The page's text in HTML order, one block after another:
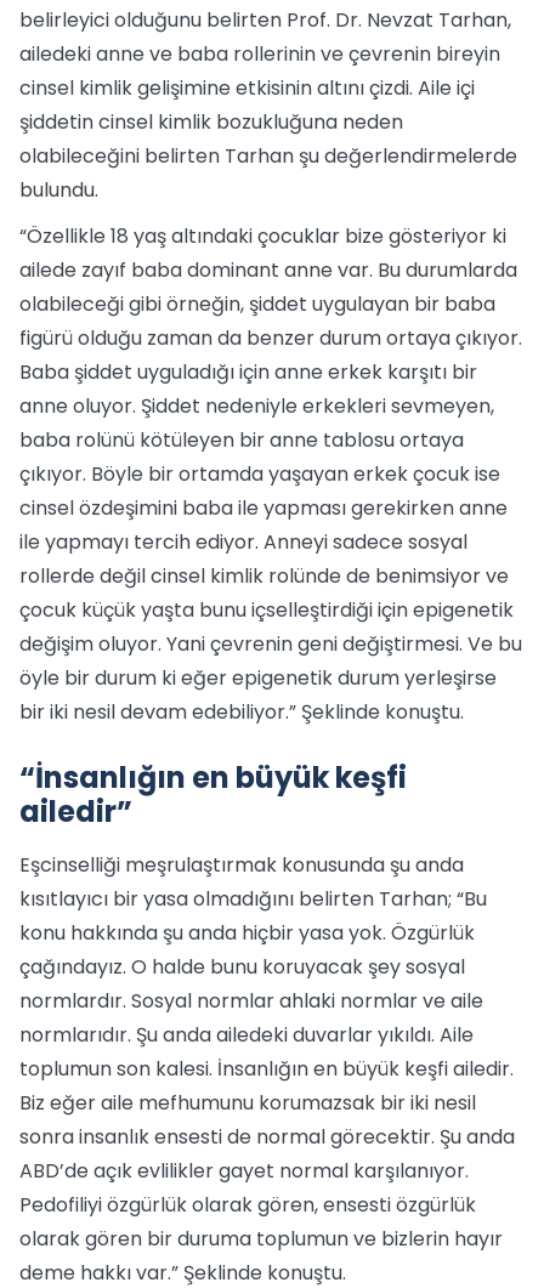
belirleyici olduğunu belirten Prof. Dr. Nevzat Tarhan,
ailedeki anne ve baba rollerinin ve çevrenin bireyin
cinsel kimlik gelişimine etkisinin altını çizdi. Aile içi
şiddetin cinsel kimlik bozukluğuna neden
olabileceğini belirten Tarhan şu değerlendirmelerde
bulundu.
“Özellikle 18 yaş altındaki çocuklar bize gösteriyor ki
ailede zayıf baba dominant anne var. Bu durumlarda
olabileceği gibi örneğin, şiddet uygulayan bir baba
figürü olduğu zaman da benzer durum ortaya çıkıyor.
Baba şiddet uyguladığı için anne erkek karşıtı bir
anne oluyor. Şiddet nedeniyle erkekleri sevmeyen,
baba rolünü kötüleyen bir anne tablosu ortaya
çıkıyor. Böyle bir ortamda yaşayan erkek çocuk ise
cinsel özdeşimini baba ile yapması gerekirken anne
ile yapmayı tercih ediyor. Anneyi sadece sosyal
rollerde değil cinsel kimlik rolünde de benimsiyor ve
çocuk küçük yaşta bunu içselleştirdiği için epigenetik
değişim oluyor. Yani çevrenin geni değiştirmesi. Ve bu
öyle bir durum ki eğer epigenetik durum yerleşirse
bir iki nesil devam edebiliyor.” Şeklinde konuştu.
“İnsanlığın en büyük keşfi
ailedir”
Eşcinselliği meşrulaştırmak konusunda şu anda
kısıtlayıcı bir yasa olmadığını belirten Tarhan; “Bu
konu hakkında şu anda hiçbir yasa yok. Özgürlük
çağındayız. O halde bunu koruyacak şey sosyal
normlardır. Sosyal normlar ahlaki normlar ve aile
normlarıdır. Şu anda ailedeki duvarlar yıkıldı. Aile
toplumun son kalesi. İnsanlığın en büyük keşfi ailedir.
Biz eğer aile mefhumunu korumazsak bir iki nesil
sonra insanlık ensesti de normal görecektir. Şu anda
ABD’de açık evlilikler gayet normal karşılanıyor.
Pedofiliyi özgürlük olarak gören, ensesti özgürlük
olarak gören bir duruma toplumun ve bizlerin hayır
deme hakkı var.” Şeklinde konuştu.